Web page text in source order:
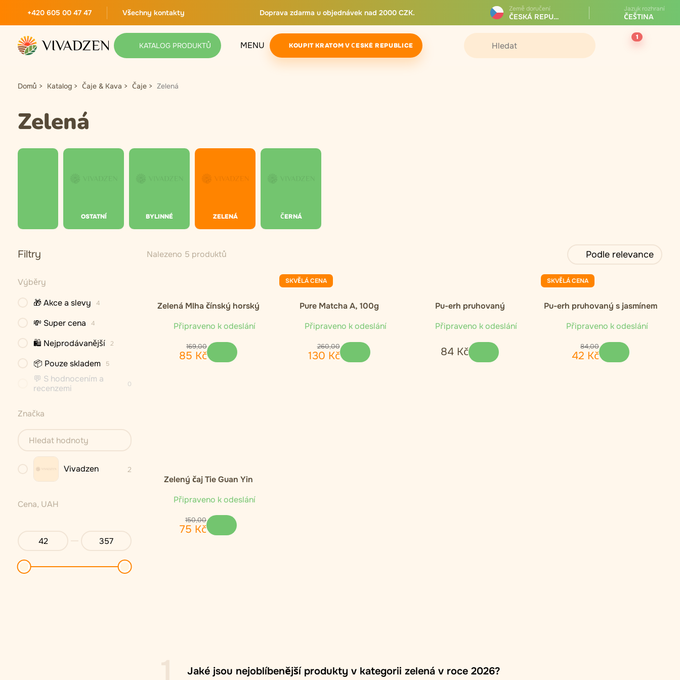
+420 605 00 47 47 Všechny kontakty Doprava zdarma u objednávek nad 2000 CZK. Země doručení
ČESKÁ REPUBLIKA
Jazyk rozhraní
ČEŠTINA
KATALOG PRODUKTŮ MENU KOUPIT KRATOM V ČESKÉ REPUBLICE
1
Domů Katalog Čaje & Kava Čaje Zelená
Zelená
OSTATNÍ BYLINNÉ ZELENÁ ČERNÁ
Filtry Nalezeno 5 produktů Podle relevance
Výběry
🎁 Akce a slevy
4
💸 Super cena 4
🛍 Nejprodávanější 2
📦 Pouze skladem 5
💬 S hodnocením a
recenzemi
0
Značka
Vivadzen 2
Cena, UAH
Zelená Mlha čínský horský
Připraveno k odeslání
169,00
85 Kč
SKVĚLÁ CENA
Pure Matcha A, 100g
Připraveno k odeslání
260,00
130 Kč
Pu-erh pruhovaný
Připraveno k odeslání
84 Kč
SKVĚLÁ CENA
Pu-erh pruhovaný s jasmínem
Připraveno k odeslání
84,00
42 Kč
Zelený čaj Tie Guan Yin
Připraveno k odeslání
150,00
75 Kč
Jaké jsou nejoblíbenější produkty v kategorii zelená v roce 2026?